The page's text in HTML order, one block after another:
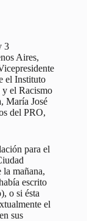
3
Aires,
el Instituto
el Racismo
María José
del PRO,
para el
mañana,
escrito
o si ésta
el
sus